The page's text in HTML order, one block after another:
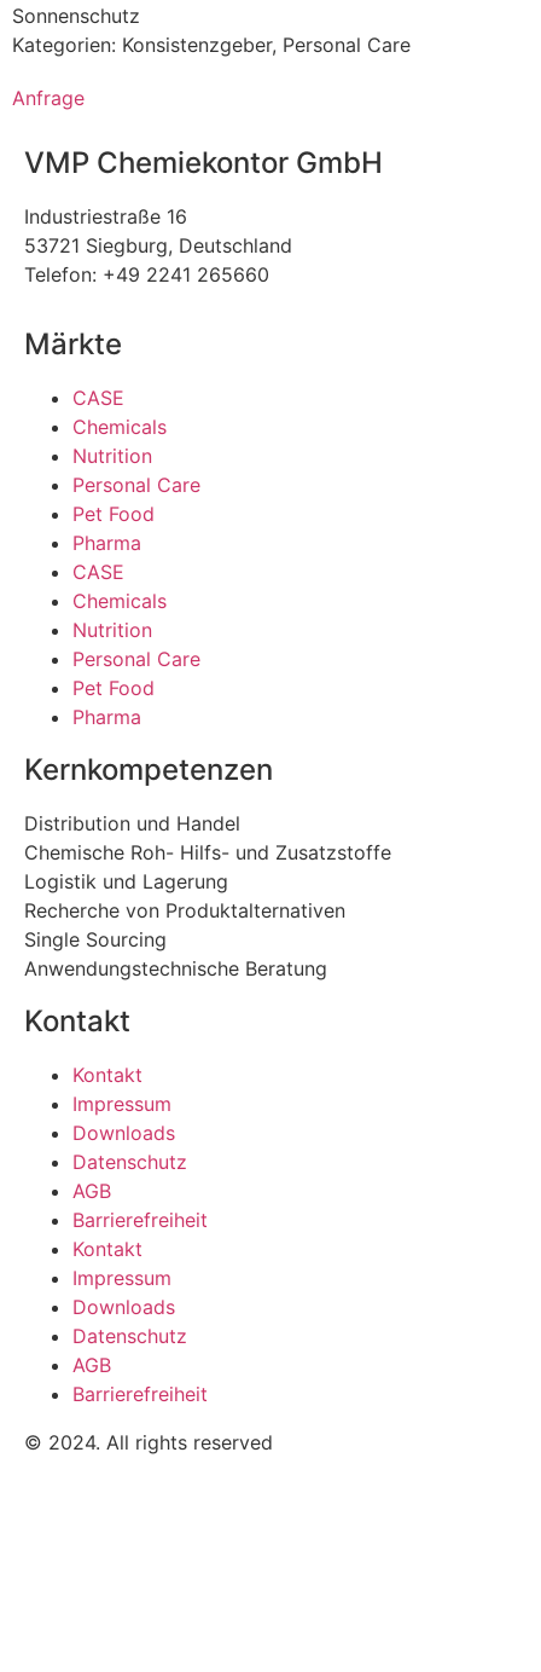
Sonnenschutz
Kategorien: Konsistenzgeber, Personal Care
Anfrage
VMP Chemiekontor GmbH
Industriestraße 16
53721 Siegburg, Deutschland
Telefon: +49 2241 265660
Märkte
CASE
Chemicals
Nutrition
Personal Care
Pet Food
Pharma
CASE
Chemicals
Nutrition
Personal Care
Pet Food
Pharma
Kernkompetenzen
Distribution und Handel
Chemische Roh- Hilfs- und Zusatzstoffe
Logistik und Lagerung
Recherche von Produktalternativen
Single Sourcing
Anwendungstechnische Beratung
Kontakt
Kontakt
Impressum
Downloads
Datenschutz
AGB
Barrierefreiheit
Kontakt
Impressum
Downloads
Datenschutz
AGB
Barrierefreiheit
© 2024. All rights reserved